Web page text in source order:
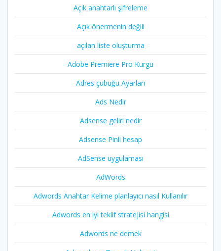
Açık anahtarlı şifreleme
Açık önermenin değili
açılan liste oluşturma
Adobe Premiere Pro Kurgu
Adres çubuğu Ayarları
Ads Nedir
Adsense geliri nedir
Adsense Pinli hesap
AdSense uygulaması
AdWords
Adwords Anahtar Kelime planlayıcı nasıl Kullanılır
Adwords en iyi teklif stratejisi hangisi
Adwords ne demek